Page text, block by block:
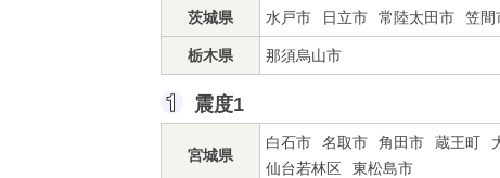
茨城県 水戸市 日立市 常陸太田市 笠間
栃木県 那須烏山市
震度1
宮城県
白石市 名取市 角田市 蔵王町
仙台若林区
東松島市